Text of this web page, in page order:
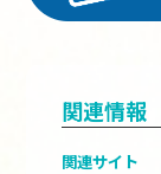
関連情報
関連サイト